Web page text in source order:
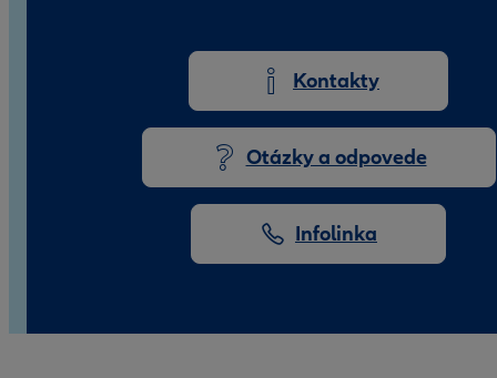
Kontakty
Otázky a odpovede
Infolinka